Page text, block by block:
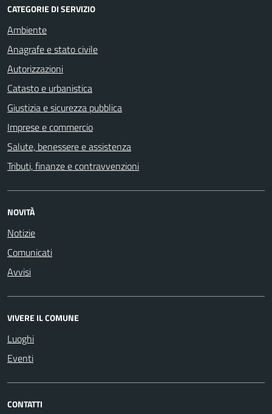
CATEGORIE DI SERVIZIO
Ambiente
Anagrafe e stato civile
Autorizzazioni
Catasto e urbanistica
Giustizia e sicurezza pubblica
Imprese e commercio
Salute, benessere e assistenza
Tributi, finanze e contravvenzioni
NOVITÀ
Notizie
Comunicati
Avvisi
VIVERE IL COMUNE
Luoghi
Eventi
CONTATTI